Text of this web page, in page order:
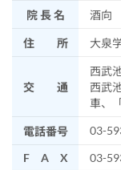
院 長 名 酒向
住 所 大泉
交 通
西武
西武
車、
電話番号
03-
F A X
03-